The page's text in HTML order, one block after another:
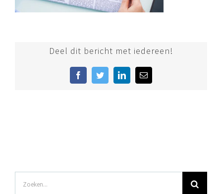
Deel dit bericht met iedereen!
FacebookTwitterLinkedIn
E-
mail
Zoeken